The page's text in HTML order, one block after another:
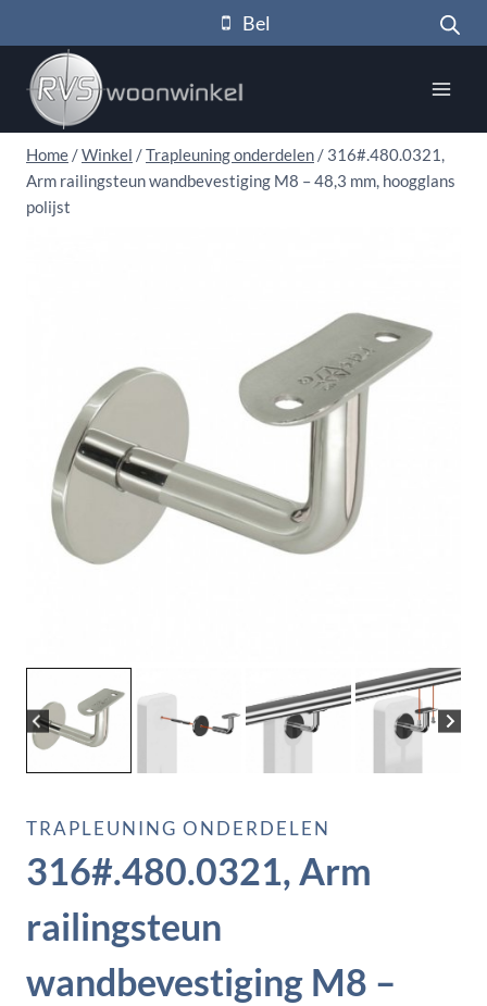
naar
inhoud
Bel
Home /Winkel /Trapleuning onderdelen / 316#.480.0321,
Arm railingsteun wandbevestiging M8 – 48,3 mm, hoogglans
polijst
TRAPLEUNING ONDERDELEN
316#.480.0321, Arm
railingsteun
wandbevestiging M8 –